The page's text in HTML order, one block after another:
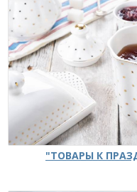
"ТОВАРЫ К